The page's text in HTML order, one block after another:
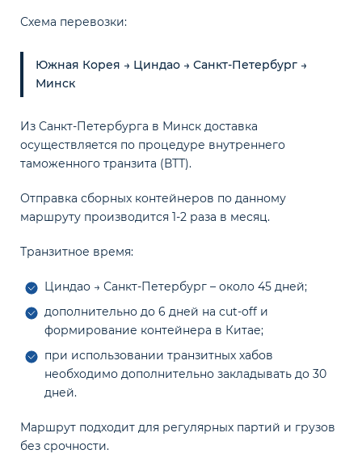
Схема перевозки:
Южная Корея → Циндао → Санкт-Петербург →
Минск
Из Санкт-Петербурга в Минск доставка
осуществляется по процедуре внутреннего
таможенного транзита (ВТТ).
Отправка сборных контейнеров по данному
маршруту производится 1-2 раза в месяц.
Транзитное время:
Циндао → Санкт-Петербург – около 45 дней;
дополнительно до 6 дней на cut-off и
формирование контейнера в Китае;
при использовании транзитных хабов
необходимо дополнительно закладывать до 30
дней.
Маршрут подходит для регулярных партий и грузов
без срочности.